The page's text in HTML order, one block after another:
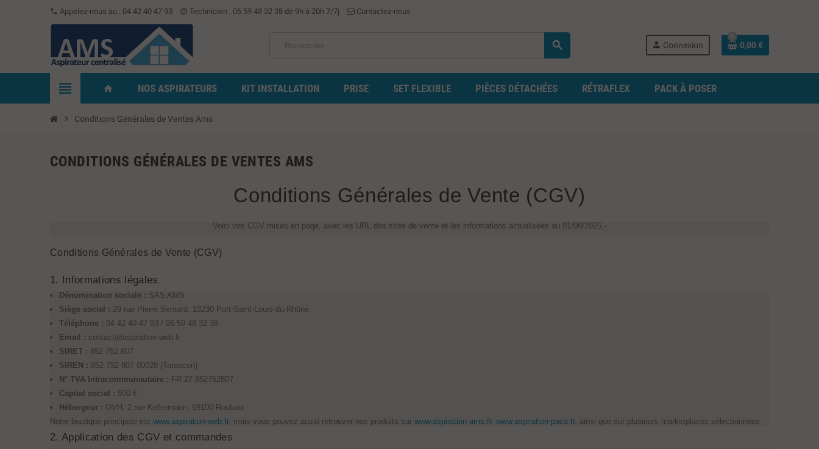
phone Appelez-nous au : 04 42 40 47 93 help_outline Technicien : 06 59 48 32 38 de 9h à 20h 7/7j Contactez-nous
search person Connexion 0,00 €
view_headline home NOS ASPIRATEURS KIT INSTALLATION PRISE SET FLEXIBLE PIÈCES DÉTACHÉES RÉTRAFLEX PACK À POSER
chevron_right Conditions Générales de Ventes Ams
CONDITIONS GÉNÉRALES DE VENTES AMS
Conditions Générales de Vente (CGV)
Voici vos CGV mises en page, avec les URL des sites de vente et les informations actualisées au 01/08/2025 -
Conditions Générales de Vente (CGV)
1. Informations légales
Dénomination sociale : SAS AMS
Siège social : 29 rue Pierre Semard, 13230 Port-Saint-Louis-du-Rhône
Téléphone : 04 42 40 47 93 / 06 59 48 32 38
Email : contact@aspiration-web.fr
SIRET : 852 752 807
SIREN : 852 752 807 00028 (Tarascon)
N° TVA Intracommunautaire : FR 27 852752807
Capital social : 500 €
Hébergeur : OVH, 2 rue Kellermann, 59100 Roubaix
Notre boutique principale est www.aspiration-web.fr, mais vous pouvez aussi retrouver nos produits sur www.aspiration-ams.fr, www.aspiration-paca.fr, ainsi que sur plusieurs marketplaces sélectionnées.
2. Application des CGV et commandes